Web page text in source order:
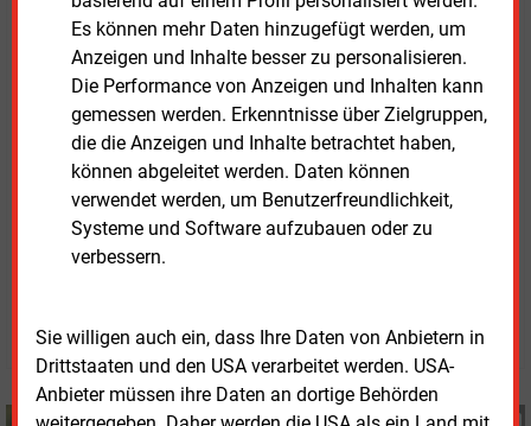
Es können mehr Daten hinzugefügt werden, um
Anzeigen und Inhalte besser zu personalisieren.
Die Performance von Anzeigen und Inhalten kann
gemessen werden. Erkenntnisse über Zielgruppen,
die die Anzeigen und Inhalte betrachtet haben,
können abgeleitet werden. Daten können
verwendet werden, um Benutzerfreundlichkeit,
Systeme und Software aufzubauen oder zu
verbessern.
Sie willigen auch ein, dass Ihre Daten von Anbietern in
Drittstaaten und den USA verarbeitet werden. USA-
Anbieter müssen ihre Daten an dortige Behörden
Verantwortung der Geschäftsführungen. Um vom
Gesetz betroffene Einrichtungen zu unterstützen,
stellt das BSI Informationen und eine interaktive
Prüfung zur Betroffenheit
auf seiner Website bereit.
Die BEE-Stellungnahme zum NIS2-
Gesetzentwurfsteht im Internet bereit.
Mittwoch, 30.07.2025, 14:58 Uhr
Susanne Harmsen